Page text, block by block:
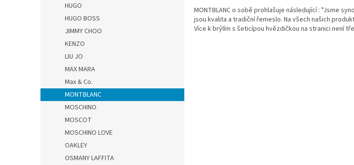
HUGO
HUGO BOSS
JIMMY CHOO
KENZO
LIU JO
MAX MARA
Max & Co.
MONTBLANC
MOSCHINO
MOSCOT
MOSCHINO LOVE
OAKLEY
OSMANY LAFFITA
MONTBLANC o sobě prohlašuje následující : "Jsme
jsou kvalita a tradiční řemeslo. Na všech našich
Více k brýlím s šeticípou hvězdičkou na stranici není